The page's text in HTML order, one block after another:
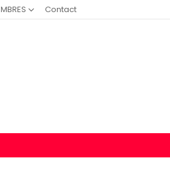
Contact